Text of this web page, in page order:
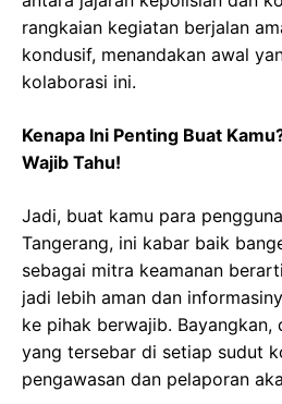
rangkaian kegiatan berjalan
kondusif, menandakan awal
kolaborasi ini.
Kenapa Ini Penting Buat
Wajib Tahu!
Jadi, buat kamu para
Tangerang, ini kabar baik
sebagai mitra keamanan
jadi lebih aman dan
ke pihak berwajib. Bayangkan,
yang tersebar di setiap sudut
pengawasan dan pelaporan